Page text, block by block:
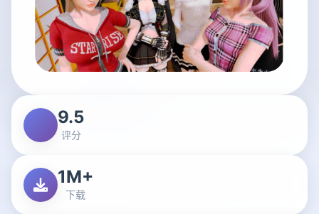
9.5
评分
1M+
下载